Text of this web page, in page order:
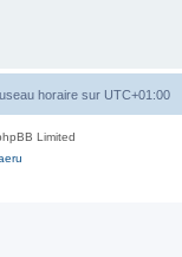
horaire sur UTC+01:00
Limited